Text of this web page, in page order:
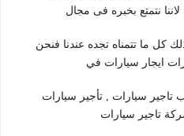
نتمتع بخبره فى مجال
السيارات 01100092199، لذلك كل ما تتمناه تجده عندنا فنحن
ايجار سيارات في
سيارات , تأجير سيارات
تاجير سيارات